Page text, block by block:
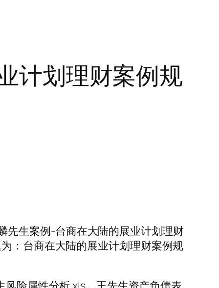
计划理财案例规
先生案例-台商在大陆的展业计划理财
为：台商在大陆的展业计划理财案例规